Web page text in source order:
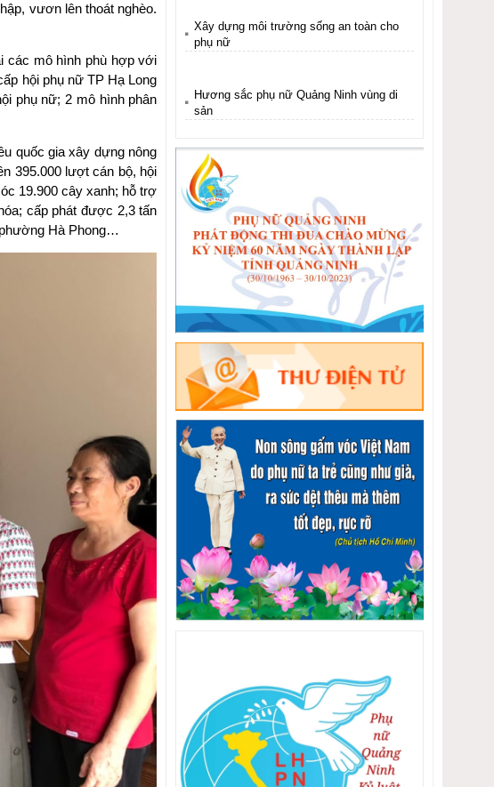
vươn lên thoát nghèo.
các mô hình phù hợp với
hội phụ nữ TP Hạ Long
phụ nữ; 2 mô hình phân
quốc gia xây dựng nông
395.000 lượt cán bộ, hội
19.900 cây xanh; hỗ trợ
cấp phát được 2,3 tấn
Hà Phong…
Xây dựng môi trường sống an toàn cho
phụ nữ
Hương sắc phụ nữ Quảng Ninh vùng di
sản